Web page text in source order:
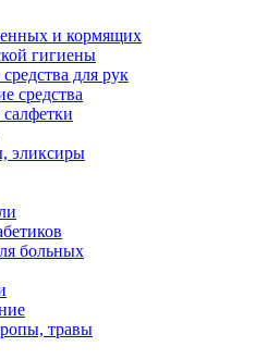
и кормящих
гигиены
для рук
средства
эликсиры
больных
травы